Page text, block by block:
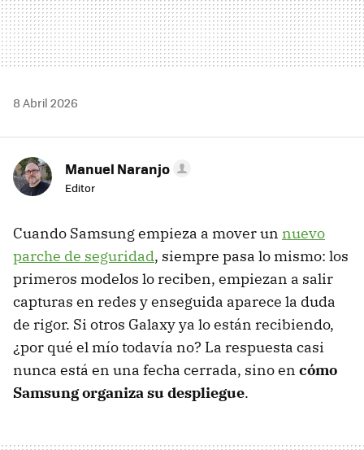
8 Abril 2026
Manuel Naranjo
Editor
Cuando Samsung empieza a mover un nuevo
parche de seguridad, siempre pasa lo mismo: los
primeros modelos lo reciben, empiezan a salir
capturas en redes y enseguida aparece la duda
de rigor. Si otros Galaxy ya lo están recibiendo,
¿por qué el mío todavía no? La respuesta casi
nunca está en una fecha cerrada, sino en cómo
Samsung organiza su despliegue.